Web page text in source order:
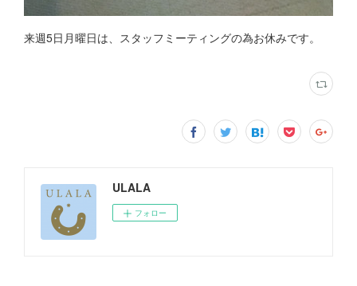
来週5日月曜日は、スタッフミーティングの為お休みです。
ULALA
フォロー